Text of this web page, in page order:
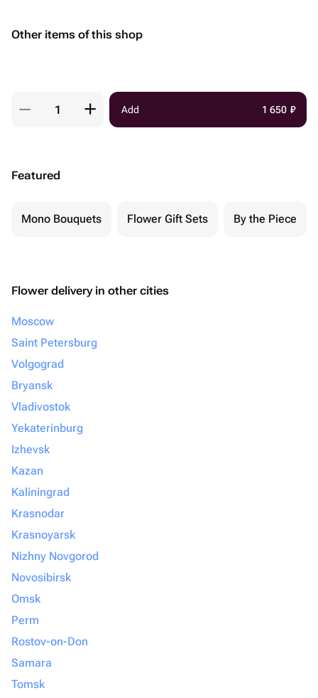
Other items of this shop
Add 1 650 ₽
Featured
Mono Bouquets Flower Gift Sets By the Piece
Flower delivery in other cities
Moscow
Saint Petersburg
Volgograd
Bryansk
Vladivostok
Yekaterinburg
Izhevsk
Kazan
Kaliningrad
Krasnodar
Krasnoyarsk
Nizhny Novgorod
Novosibirsk
Omsk
Perm
Rostov-on-Don
Samara
Tomsk